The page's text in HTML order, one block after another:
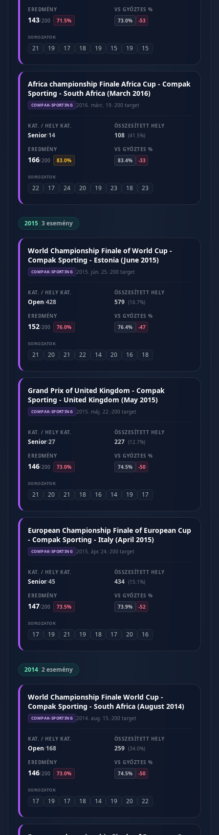
EREDMÉNY
143/200 71.5%
VS GYŐZTES %
73.0%
-53
SOROZATOK
21 19 17 18 19 15 19 15
Africa championship Finale Africa Cup - Compak
Sporting - South Africa (March 2016)
COMPAK-SPORTING 2016. márc. 19. ·200 target
KAT. / HELY KAT.
Senior/14
ÖSSZESÍTETT HELY
108 (41.5%)
EREDMÉNY
166/200 83.0%
VS GYŐZTES %
83.4%
-33
SOROZATOK
22 17 24 20 19 23 18 23
2015|3 esemény
World Championship Finale of World Cup -
Compak Sporting - Estonia (June 2015)
COMPAK-SPORTING 2015. jún. 25. ·200 target
KAT. / HELY KAT.
Open/428
ÖSSZESÍTETT HELY
579 (16.7%)
EREDMÉNY
152/200 76.0%
VS GYŐZTES %
76.4%
-47
SOROZATOK
21 20 21 22 14 20 16 18
Grand Prix of United Kingdom - Compak
Sporting - United Kingdom (May 2015)
COMPAK-SPORTING 2015. máj. 22. ·200 target
KAT. / HELY KAT.
Senior/27
ÖSSZESÍTETT HELY
227 (12.7%)
EREDMÉNY
146/200 73.0%
VS GYŐZTES %
74.5%
-50
SOROZATOK
21 20 21 18 16 14 19 17
European Championship Finale of European Cup
- Compak Sporting - Italy (April 2015)
COMPAK-SPORTING 2015. ápr. 24. ·200 target
KAT. / HELY KAT.
Senior/45
ÖSSZESÍTETT HELY
434 (15.1%)
EREDMÉNY
147/200 73.5%
VS GYŐZTES %
73.9%
-52
SOROZATOK
17 19 21 19 18 17 20 16
2014|2 esemény
World Championship Finale World Cup -
Compak Sporting - South Africa (August 2014)
COMPAK-SPORTING 2014. aug. 15. ·200 target
KAT. / HELY KAT.
Open/168
ÖSSZESÍTETT HELY
259 (34.0%)
EREDMÉNY
146/200 73.0%
VS GYŐZTES %
74.5%
-50
SOROZATOK
17 19 17 18 14 19 20 22